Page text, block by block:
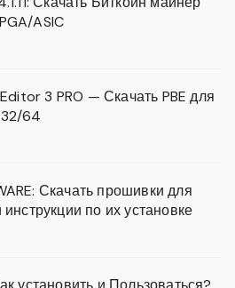
ASIC
3 PRO — Скачать PBE для
64
Скачать прошивки для
по их установке